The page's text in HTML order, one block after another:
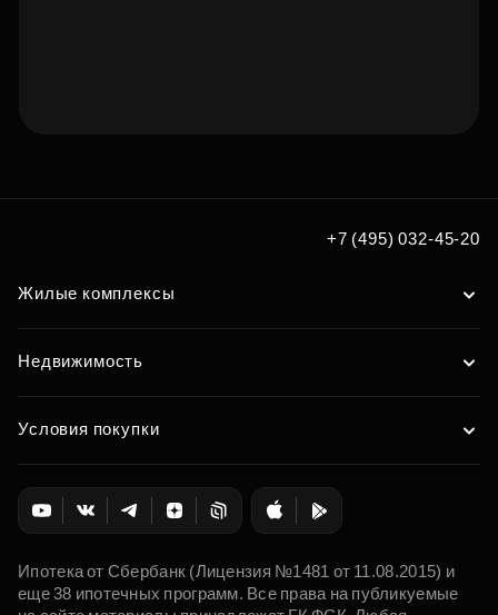
мечты по удобным вам
Подобрать
+7 (495) 032-45-20
Жилые комплексы
Недвижимость
Условия покупки
Ипотека от Сбербанк (Лицензия №1481 от 11.08.2015) и
еще 38 ипотечных программ. Все права на публикуемые